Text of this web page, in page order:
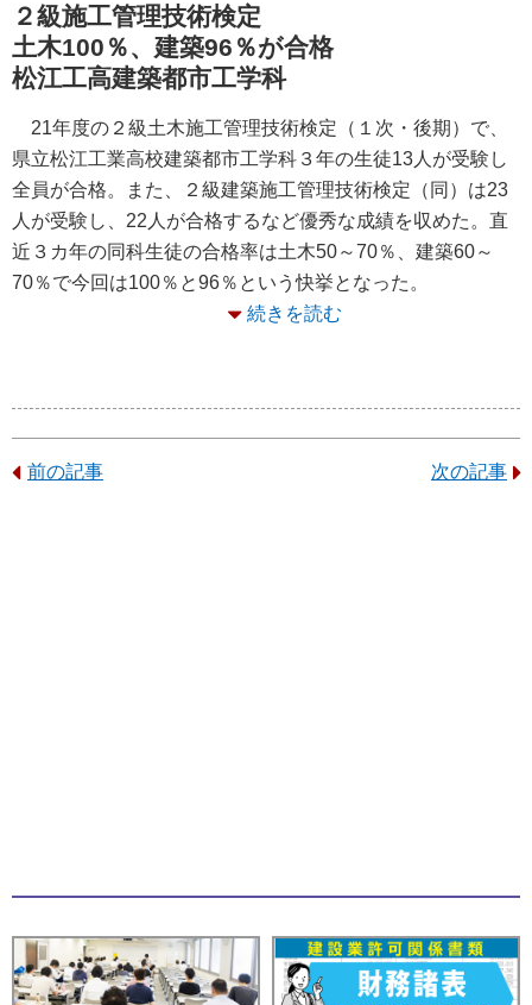
２級施工管理技術検定
土木100％、建築96％が合格
松江工高建築都市工学科
21年度の２級土木施工管理技術検定（１次・後期）で、
県立松江工業高校建築都市工学科３年の生徒13人が受験し
全員が合格。また、２級建築施工管理技術検定（同）は23
人が受験し、22人が合格するなど優秀な成績を収めた。直
近３カ年の同科生徒の合格率は土木50～70％、建築60～
70％で今回は100％と96％という快挙となった。
続きを読む
前の記事 次の記事